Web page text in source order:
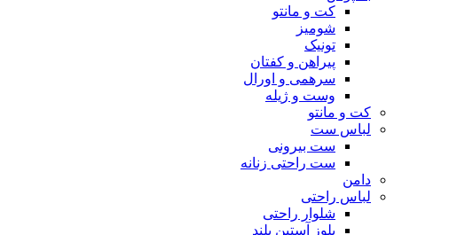
کت و مانتو
شومیز
تونیک
پیراهن و کفتان
سرهمی و اورال
وست و ژیله
کت و مانتو
لباس ست
ست بیرونی
ست راحتی زنانه
دامن
لباس راحتی
شلوار راحتی
بلوز آستین بلند